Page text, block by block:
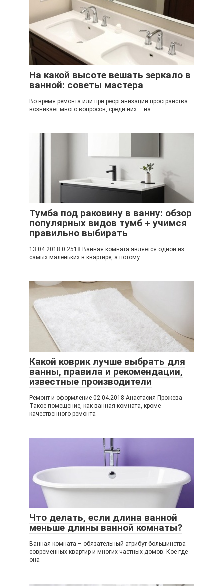
На какой высоте вешать зеркало в
ванной: советы мастера
Во время ремонта или при реорганизации пространства
возникает много вопросов, среди них – на
Тумба под раковину в ванну: обзор
популярных видов тумб + учимся
правильно выбирать
13.04.2018 0 2518 Ванная комната является одной из
самых маленьких в квартире, а потому
Какой коврик лучше выбрать для
ванны, правила и рекомендации,
известные производители
Ремонт и оформление 02.04.2018 Анастасия Прожева
Такое помещение, как ванная комната, кроме
качественного ремонта
Что делать, если длина ванной
меньше длины ванной комнаты?
Ванная комната – обязательный атрибут большинства
современных квартир и многих частных домов. Кое-где
она